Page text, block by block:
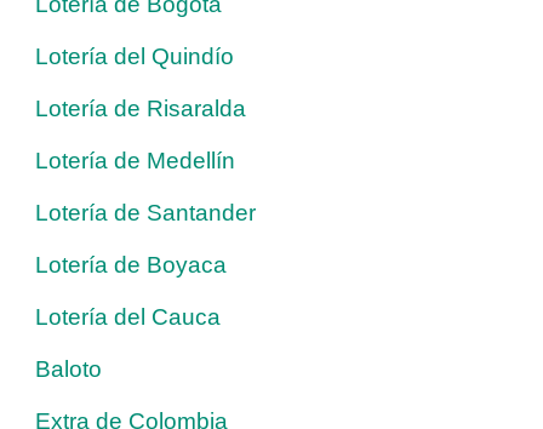
Lotería del Quindío
Lotería de Risaralda
Lotería de Medellín
Lotería de Santander
Lotería de Boyaca
Lotería del Cauca
Baloto
Extra de Colombia